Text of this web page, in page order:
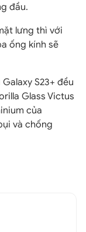
đầu.
lưng thì với
ống kính sẽ
S23+ đều
Glass Victus
của
và chống